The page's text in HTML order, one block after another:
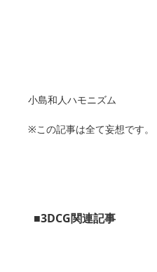
小島和人ハモニズム
※この記事は全て妄想です。
■3DCG関連記事